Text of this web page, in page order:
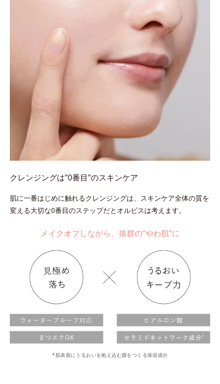
クレンジングは"0番目"のスキンケア
肌に一番はじめに触れるクレンジングは、スキンケア全体の質を
変える大切な0番目のステップだとオルビスは考えます。
メイクオフしながら、抜群の“やわ肌”に
*肌表面にうるおいを抱え込む膜をつくる保湿成分